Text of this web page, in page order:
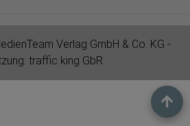
Verlag GmbH & Co. KG -
traffic king GbR